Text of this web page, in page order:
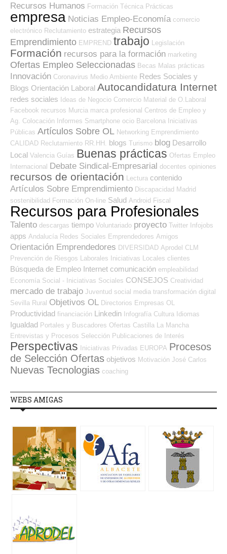
Recursos Humanos Formación Técnica Prácticas
empresa Noticias Empleo-Economía comercio
electrónico Reclutamiento estrategia Recursos
Emprendimiento EMPREND trabajo Legislación
Formación recursos para la formación marketing
Ofertas Empleo Seleccionadas Becas Malas prácticas
Innovación Coronavirus Medio Ambiente Redes Sociales y
Blogs Orientación Laboral Autocandidatura Internet
redes sociales Ideas de Negocio Comercio Material de O.Laboral
Facebook recursos Murcia marca profesional Centros de Empleo y
Ag. Colocación Informes Smartphone ocio Barcelona Iniciativas
Públicas Artículos Sobre OL Networking Emprendimiento
CALIDAD Reclutamiento RR.HH. blogs Turismo blog Desarrollo
Local Valencia Guías Buenas prácticas Ofertas Empleo
Internacional Debate Sindical-Empresarial docentes opiniones
recursos de orientación Lectura contenido
Artículos Sobre Emprendimiento Discapacidad Madrid
sostenibilidad Formación On-line Salud Android Fiscal
Recursos para Profesionales
Talento descargas tiempo Voluntariado proyecto Twitter Infojobs
apps Andalucía Redes Sociales Emprendedores Amigos
Orientación Emprendedores DIVERSIDAD Aprodel CLM
Prevención de Riesgos Laborales Iniciativas Locales clientes
Búsqueda de Empleo Internet comunicación empleabilidad
Economía Social - Iniciativas Sociales CONSEJOS Creatividad
mercado de trabajo Juventud social media transformación digital
Sevilla Rural Objetivos OL Directorios Empresas OL
Productividad financiación Linkedin Infografía Cultura Idiomas
Igualdad Portales y Buscadores Ofertas Castilla La Mancha
Entrevistas y Procesos Selección Publicaciones de Interés
Perspectivas Iniciativas Privadas EUROPA Procesos
de Selección Ofertas objetivos Motivación José Carlos
Nuevas Tecnologias coaching
WEBS AMIGAS